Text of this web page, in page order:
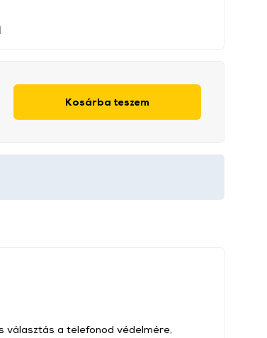
Kosárba teszem
választás a telefonod védelmére,